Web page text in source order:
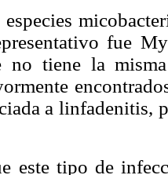
fue
no tiene la
a linfadenitis,
este tipo de